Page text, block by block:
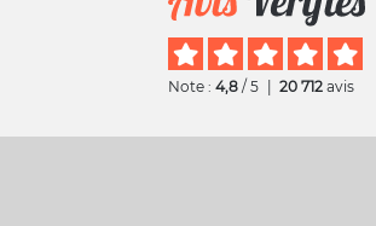
Note : 4,8 / 5 20 712 avis